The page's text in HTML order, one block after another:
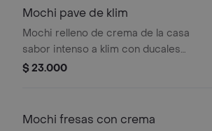
en cocoa y oro comestible, si deseas
que vaya sin cocoa espolvoreada por
favor dejarlo en observaciones.
Mochi pave de klim
Mochi relleno de crema de la casa
sabor intenso a klim con ducales
trituradas, en el centro mas galleta
si no fuera poco klim en polvo, un
$ 23.000
Mochi fresas con crema